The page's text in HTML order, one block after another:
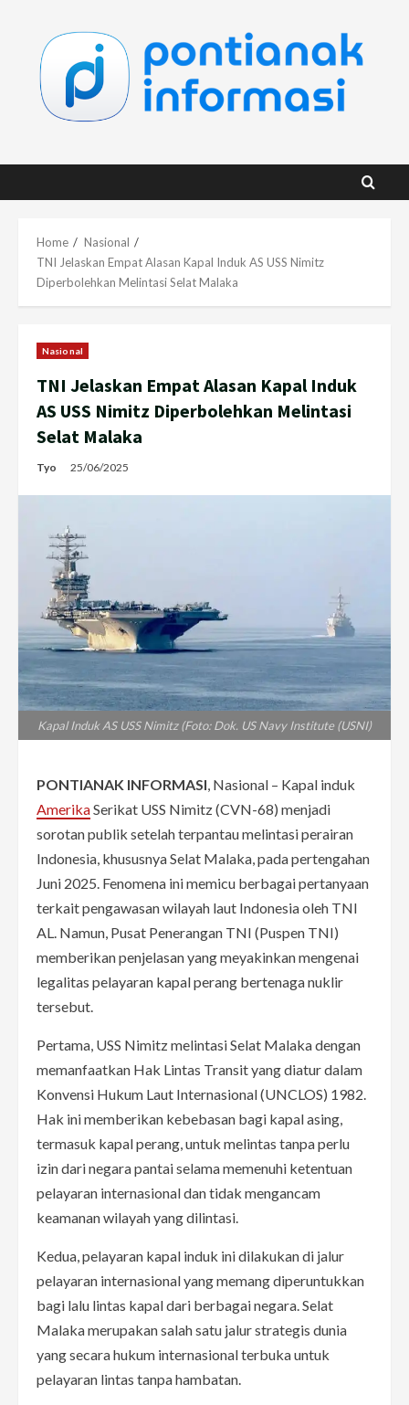
content
Home
Nasional
TNI Jelaskan Empat Alasan Kapal Induk AS USS Nimitz
Diperbolehkan Melintasi Selat Malaka
Nasional
TNI Jelaskan Empat Alasan Kapal Induk
AS USS Nimitz Diperbolehkan Melintasi
Selat Malaka
Tyo 25/06/2025
Kapal Induk AS USS Nimitz (Foto: Dok. US Navy Institute (USNI)
PONTIANAK INFORMASI, Nasional – Kapal induk
AmerikaSerikat USS Nimitz (CVN-68) menjadi
sorotan publik setelah terpantau melintasi perairan
Indonesia, khususnya Selat Malaka, pada pertengahan
Juni 2025. Fenomena ini memicu berbagai pertanyaan
terkait pengawasan wilayah laut Indonesia oleh TNI
AL. Namun, Pusat Penerangan TNI (Puspen TNI)
memberikan penjelasan yang meyakinkan mengenai
legalitas pelayaran kapal perang bertenaga nuklir
tersebut.
Pertama, USS Nimitz melintasi Selat Malaka dengan
memanfaatkan Hak Lintas Transit yang diatur dalam
Konvensi Hukum Laut Internasional (UNCLOS) 1982.
Hak ini memberikan kebebasan bagi kapal asing,
termasuk kapal perang, untuk melintas tanpa perlu
izin dari negara pantai selama memenuhi ketentuan
pelayaran internasional dan tidak mengancam
keamanan wilayah yang dilintasi.
Kedua, pelayaran kapal induk ini dilakukan di jalur
pelayaran internasional yang memang diperuntukkan
bagi lalu lintas kapal dari berbagai negara. Selat
Malaka merupakan salah satu jalur strategis dunia
yang secara hukum internasional terbuka untuk
pelayaran lintas tanpa hambatan.